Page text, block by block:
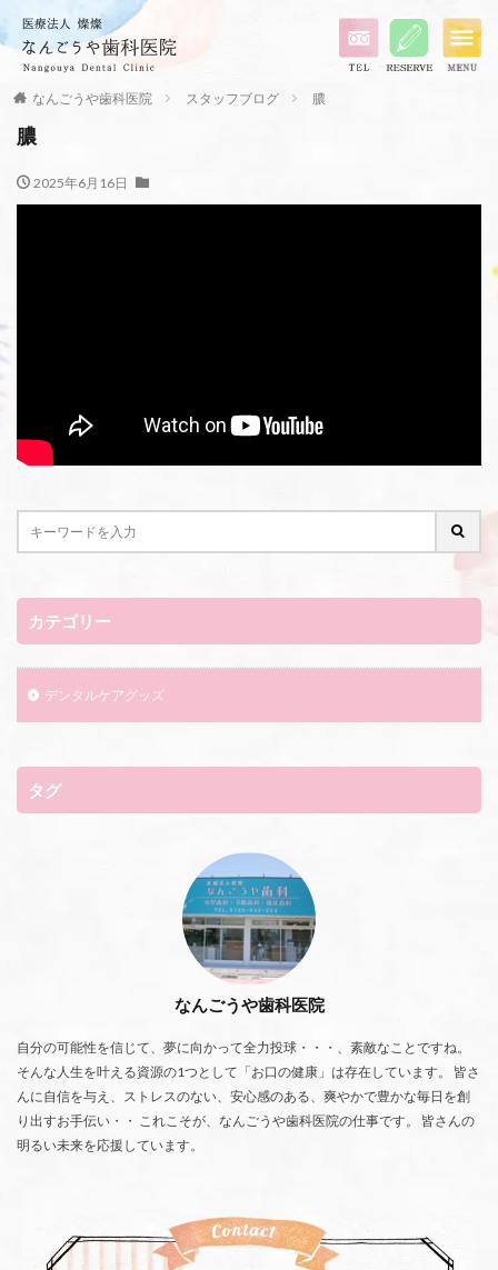
なんごうや歯科医院 スタッフブログ 膿
膿
2025年6月16日
カテゴリー
デンタルケアグッズ
タグ
なんごうや歯科医院
自分の可能性を信じて、夢に向かって全力投球・・・、素敵なことですね。
そんな人生を叶える資源の1つとして「お口の健康」は存在しています。 皆さ
んに自信を与え、ストレスのない、安心感のある、爽やかで豊かな毎日を創
り出すお手伝い・・ これこそが、なんごうや歯科医院の仕事です。 皆さんの
明るい未来を応援しています。